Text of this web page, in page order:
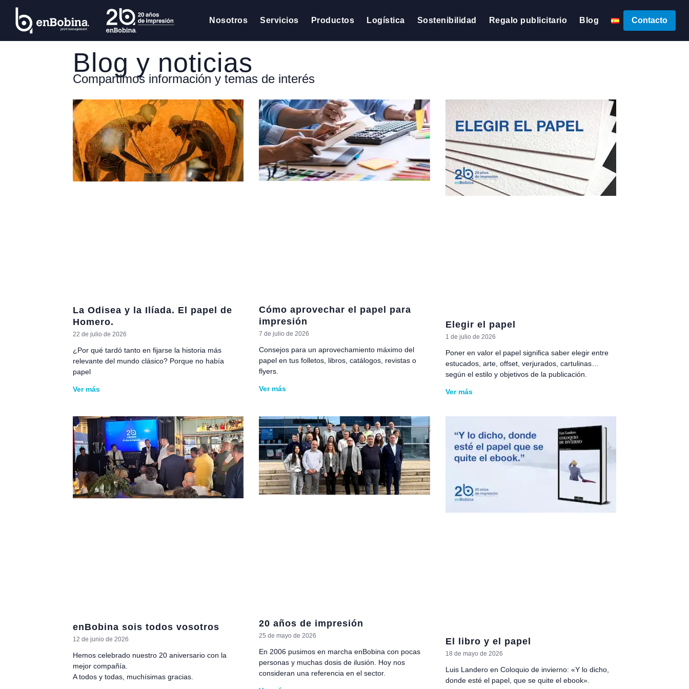
Contacto
Nosotros Servicios Productos Logística Sostenibilidad Regalo publicitario Blog
Blog y noticias
Compartimos información y temas de interés
La Odisea y la Ilíada. El papel de
Homero.
22 de julio de 2026
¿Por qué tardó tanto en fijarse la historia más
relevante del mundo clásico? Porque no había
papel
Ver más
Cómo aprovechar el papel para
impresión
7 de julio de 2026
Consejos para un aprovechamiento máximo del
papel en tus folletos, libros, catálogos, revistas o
flyers.
Ver más
Elegir el papel
1 de julio de 2026
Poner en valor el papel significa saber elegir entre
estucados, arte, offset, verjurados, cartulinas…
según el estilo y objetivos de la publicación.
Ver más
enBobina sois todos vosotros
12 de junio de 2026
Hemos celebrado nuestro 20 aniversario con la
mejor compañía.
A todos y todas, muchísimas gracias.
20 años de impresión
25 de mayo de 2026
En 2006 pusimos en marcha enBobina con pocas
personas y muchas dosis de ilusión. Hoy nos
consideran una referencia en el sector.
El libro y el papel
18 de mayo de 2026
Luis Landero en Coloquio de invierno: «Y lo dicho,
donde esté el papel, que se quite el ebook».